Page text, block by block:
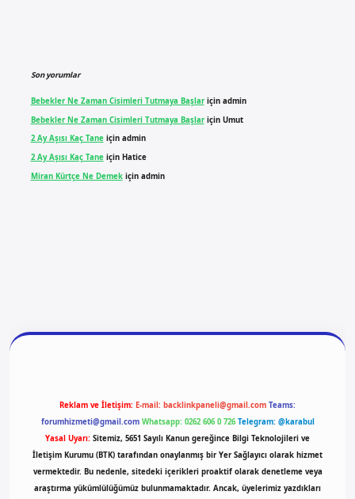
Son yorumlar
Bebekler Ne Zaman Cisimleri Tutmaya Başlariçin admin
Bebekler Ne Zaman Cisimleri Tutmaya Başlariçin Umut
2 Ay Aşısı Kaç Taneiçin admin
2 Ay Aşısı Kaç Taneiçin Hatice
Miran Kürtçe Ne Demekiçin admin
Reklam ve İletişim: E-mail: backlinkpaneli@gmail.com Teams:
forumhizmeti@gmail.com Whatsapp: 0262 606 0 726 Telegram: @karabul
Yasal Uyarı: Sitemiz, 5651 Sayılı Kanun gereğince Bilgi Teknolojileri ve
İletişim Kurumu (BTK) tarafından onaylanmış bir Yer Sağlayıcı olarak hizmet
vermektedir. Bu nedenle, sitedeki içerikleri proaktif olarak denetleme veya
araştırma yükümlülüğümüz bulunmamaktadır. Ancak, üyelerimiz yazdıkları